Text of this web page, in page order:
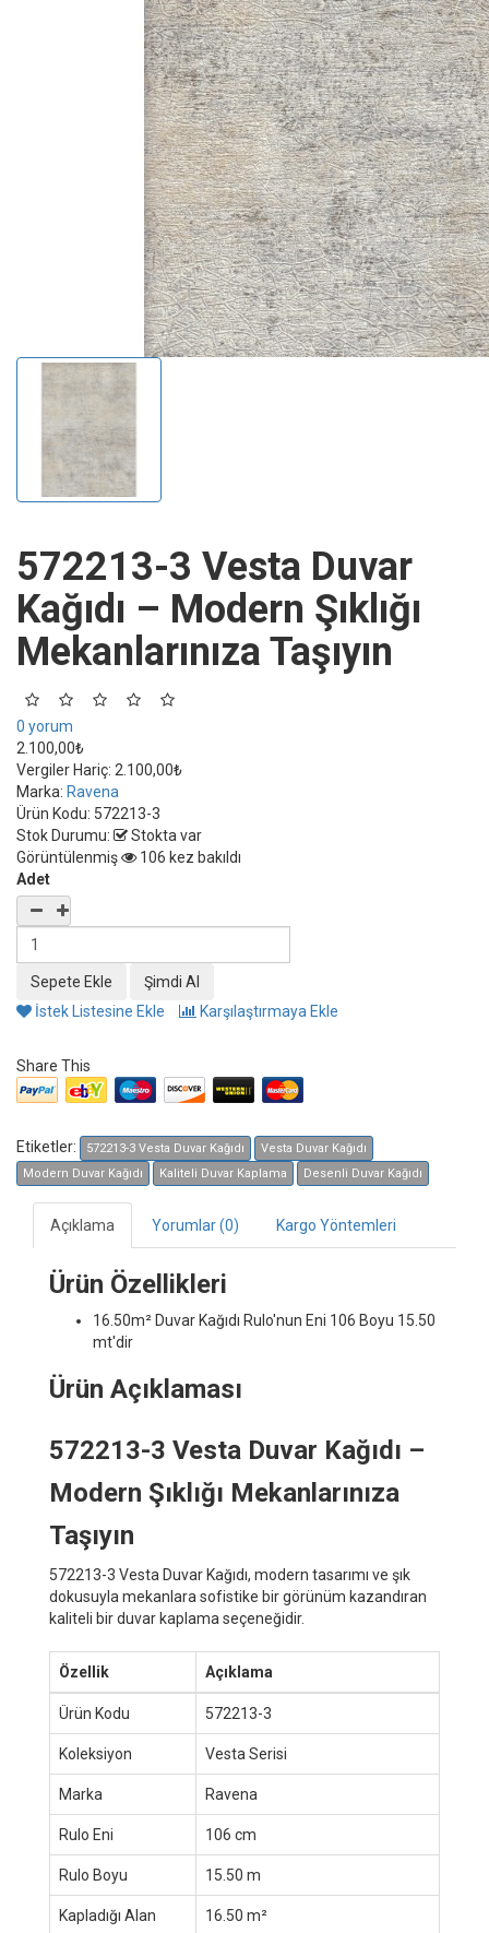
572213-3 Vesta Duvar
Kağıdı – Modern Şıklığı
Mekanlarınıza Taşıyın
0 yorum
2.100,00₺
Vergiler Hariç: 2.100,00₺
Marka: Ravena
Ürün Kodu: 572213-3
Stok Durumu:
Stokta var
Görüntülenmiş
106 kez bakıldı
Adet
İstek Listesine Ekle Karşılaştırmaya Ekle
Share This
Etiketler: 572213-3 Vesta Duvar Kağıdı
Vesta Duvar Kağıdı
Modern Duvar Kağıdı
Kaliteli Duvar Kaplama Desenli Duvar Kağıdı
Açıklama Yorumlar (0) Kargo Yöntemleri
Ürün Özellikleri
16.50m² Duvar Kağıdı Rulo'nun Eni 106 Boyu 15.50
mt'dir
Ürün Açıklaması
572213-3 Vesta Duvar Kağıdı –
Modern Şıklığı Mekanlarınıza
Taşıyın
572213-3 Vesta Duvar Kağıdı, modern tasarımı ve şık
dokusuyla mekanlara sofistike bir görünüm kazandıran
kaliteli bir duvar kaplama seçeneğidir.
Özellik Açıklama
Ürün Kodu 572213-3
Koleksiyon Vesta Serisi
Marka Ravena
Rulo Eni 106 cm
Rulo Boyu 15.50 m
Kapladığı Alan 16.50 m²